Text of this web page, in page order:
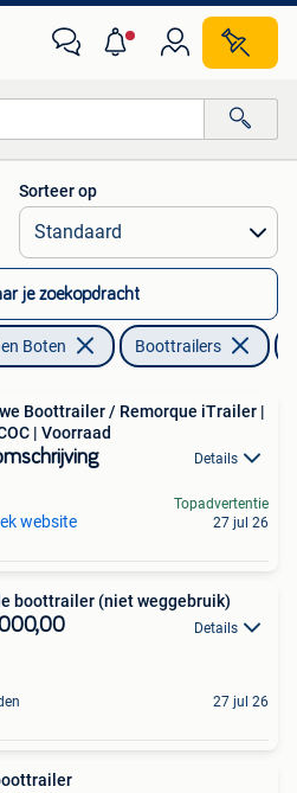
Sorteer op
je zoekopdracht
Boten Boottrailers
Boottrailer / Remorque iTrailer |
| Voorraad
Details
website
Topadvertentie
27 jul 26
boottrailer (niet weggebruik)
Details
27 jul 26